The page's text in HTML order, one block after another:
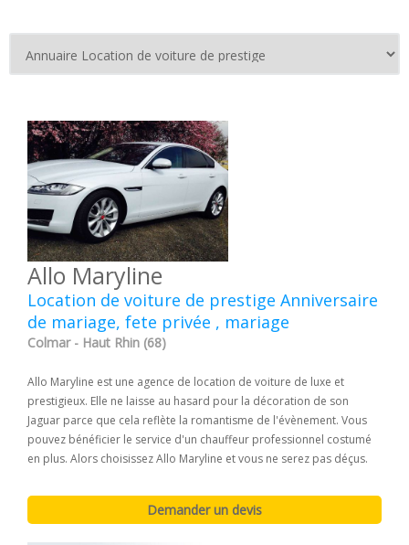
Allo Maryline
Location de voiture de prestige Anniversaire
de mariage, fete privée , mariage
Colmar - Haut Rhin (68)
Allo Maryline est une agence de location de voiture de luxe et
prestigieux. Elle ne laisse au hasard pour la décoration de son
Jaguar parce que cela reflète la romantisme de l'évènement. Vous
pouvez bénéficier le service d'un chauffeur professionnel costumé
en plus. Alors choisissez Allo Maryline et vous ne serez pas déçus.